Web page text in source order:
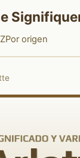
Por origen